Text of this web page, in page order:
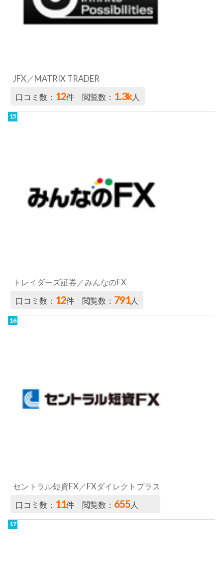
JFX／MATRIX TRADER
口コミ数： 12件 閲覧数： 1.3k人
トレイダーズ証券／みんなのFX
口コミ数： 12件 閲覧数： 791人
セントラル短資FX／FXダイレクトプラス
口コミ数： 11件 閲覧数： 655 人